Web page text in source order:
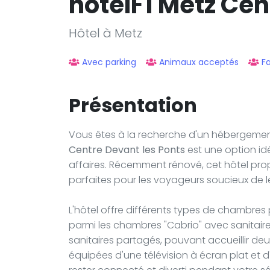
Hôtel à Metz
Avec parking Animaux acceptés
Présentation
Vous êtes à la recherche d'un
Centre Devant les Ponts est une option
affaires. Récemment rénové, cet hôtel
parfaites pour les voyageurs soucieux de
L'hôtel offre différents types de
parmi les chambres "Cabrio" avec
sanitaires partagés, pouvant accueillir
équipées d'une télévision à écran plat et